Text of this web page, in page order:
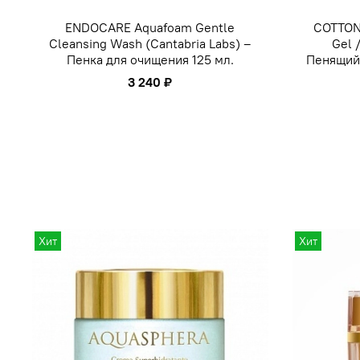
ENDOCARE Aquafoam Gentle
Cleansing Wash (Cantabria Labs) –
Пенка для очищения 125 мл.
3 240 ₽
Gel
Хит Хит